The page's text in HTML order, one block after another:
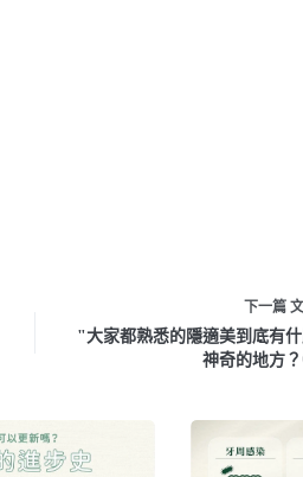
下一篇
"大家都熟悉的隱適美到底有
神奇的地方